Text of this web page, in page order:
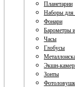
Планетарии
Наборы для
Фонари
Барометры
Часы
Глобусы
Экшн-
Зонты